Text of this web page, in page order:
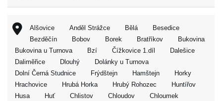
Alšovice Anděl Strážce Bělá
Besedice
Bezděčín
Bobov Borek Bratříkov
Bukovina
Bukovina u Turnova
Bzí Čížkovice 1.díl
Dalešice
Daliměřice
Dlouhý
Dolánky u Turnova
Dolní Černá Studnice
Frýdštejn Hamštejn
Horky
Hrachovice
Hrubá Horka Hrubý Rohozec
Huntířov
Husa
Huť Chlistov Chloudov
Chloumek